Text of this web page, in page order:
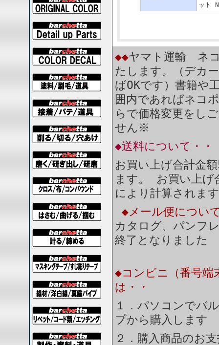
ット
◆◆ヤマト運輸 ネ
たします。（デカ
ばOKです）書籍や
囲内であればネコ
らで価格変更をし
せん※
◆送料について・・
お買い上げ合計金
ます。 お買い上
により計算されま
◆メール便につい
カタログ、パンフ
終了となりました
◆コンビニ（番号端
は・・
１．パソコンでバ
プから購入します
２．購入商品のお